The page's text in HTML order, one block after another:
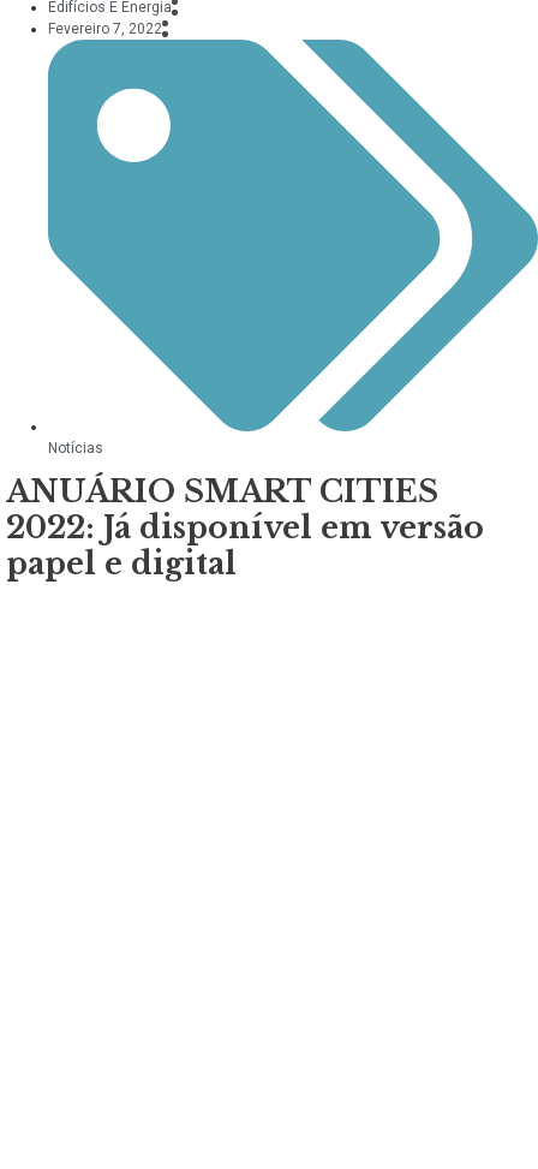
Edifícios E Energia
Fevereiro 7, 2022
Notícias
ANUÁRIO SMART CITIES
2022: Já disponível em versão
papel e digital